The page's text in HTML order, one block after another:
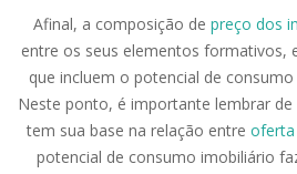
Afinal, a composição de preço dos
entre os seus elementos formativos,
que incluem o potencial de
Neste ponto, é importante lembrar
tem sua base na relação entre oferta
potencial de consumo imobiliário